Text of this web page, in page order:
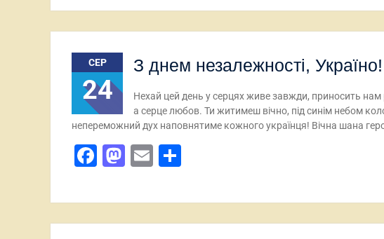
СЕР
24
З днем незалежності, Україно!
Нехай цей день у серцях живе завжди, приносить нам
а серце любов. Ти житимеш вічно, під синім небом
непереможний дух наповнятиме кожного українця! Вічна шана
Facebook
Mastodon
Email